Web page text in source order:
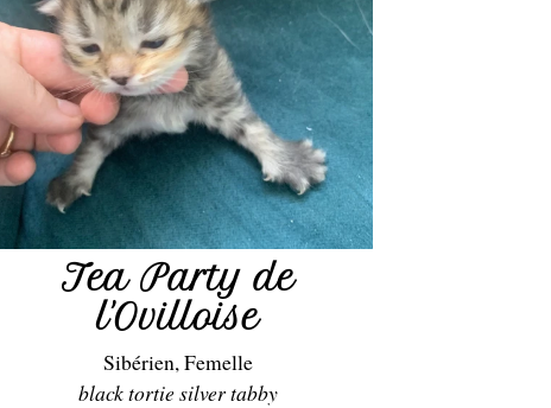
Tea Party de
l'Ovilloise
Sibérien, Femelle
black tortie silver tabby